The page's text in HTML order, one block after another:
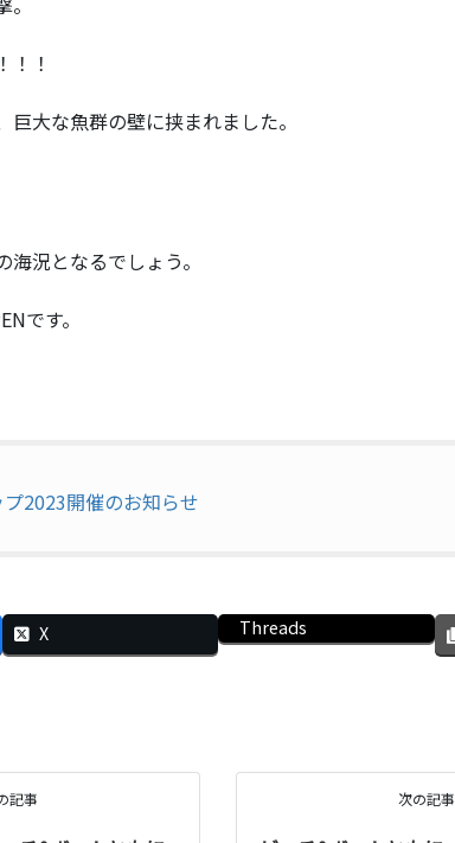
！！
大な魚群の壁に挟まれました。
況となるでしょう。
です。
プ2023開催のお知らせ
X Threads
記事 次の記事